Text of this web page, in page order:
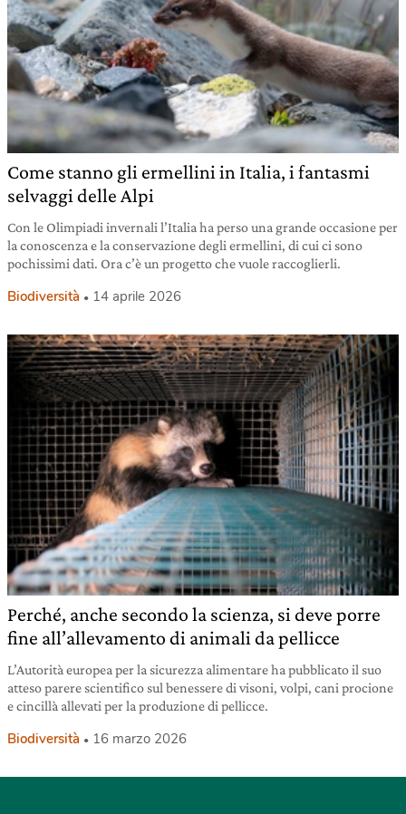
Come stanno gli ermellini in Italia, i fantasmi
selvaggi delle Alpi
Con le Olimpiadi invernali l’Italia ha perso una grande occasione per
la conoscenza e la conservazione degli ermellini, di cui ci sono
pochissimi dati. Ora c’è un progetto che vuole raccoglierli.
Biodiversità 14 aprile 2026
Perché, anche secondo la scienza, si deve porre
fine all’allevamento di animali da pellicce
L’Autorità europea per la sicurezza alimentare ha pubblicato il suo
atteso parere scientifico sul benessere di visoni, volpi, cani procione
e cincillà allevati per la produzione di pellicce.
Biodiversità 16 marzo 2026